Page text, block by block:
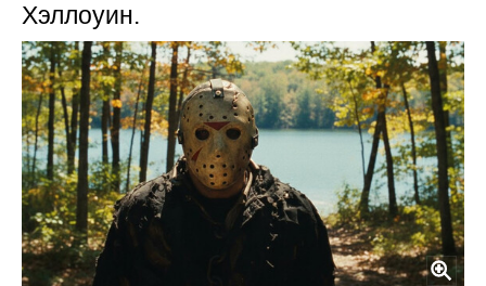
Хэллоуин.